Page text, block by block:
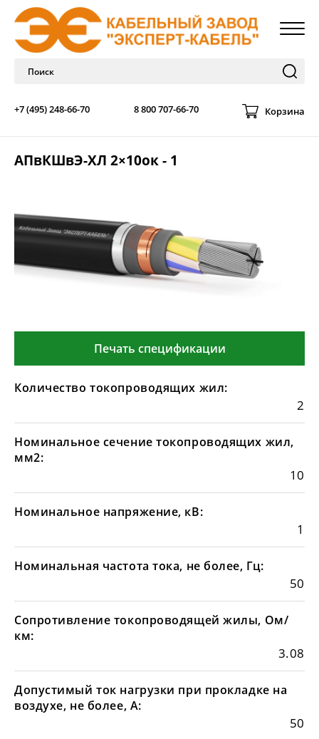
+7 (495) 248-66-70 8 800 707-66-70 Корзина
АПвКШвЭ-ХЛ 2×10ок - 1
Печать спецификации
Количество токопроводящих жил:
2
Номинальное сечение токопроводящих жил,
мм2:
10
Номинальное напряжение, кВ:
1
Номинальная частота тока, не более, Гц:
50
Сопротивление токопроводящей жилы, Ом/
км:
3.08
Допустимый ток нагрузки при прокладке на
воздухе, не более, А:
50